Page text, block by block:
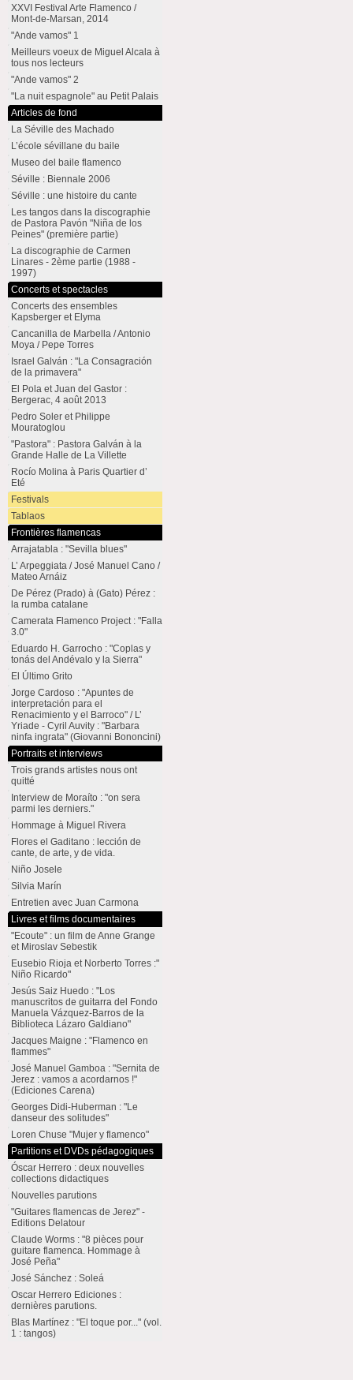
XXVI Festival Arte Flamenco /
Mont-de-Marsan, 2014
"Ande vamos" 1
Meilleurs voeux de Miguel Alcala à
tous nos lecteurs
"Ande vamos" 2
"La nuit espagnole" au Petit Palais
Articles de fond
La Séville des Machado
L’école sévillane du baile
Museo del baile flamenco
Séville : Biennale 2006
Séville : une histoire du cante
Les tangos dans la discographie
de Pastora Pavón "Niña de los
Peines" (première partie)
La discographie de Carmen
Linares - 2ème partie (1988 -
1997)
Concerts et spectacles
Concerts des ensembles
Kapsberger et Elyma
Cancanilla de Marbella / Antonio
Moya / Pepe Torres
Israel Galván : "La Consagración
de la primavera"
El Pola et Juan del Gastor :
Bergerac, 4 août 2013
Pedro Soler et Philippe
Mouratoglou
"Pastora" : Pastora Galván à la
Grande Halle de La Villette
Rocío Molina à Paris Quartier d’
Eté
Festivals
Tablaos
Frontières flamencas
Arrajatabla : "Sevilla blues"
L’ Arpeggiata / José Manuel Cano /
Mateo Arnáiz
De Pérez (Prado) à (Gato) Pérez :
la rumba catalane
Camerata Flamenco Project : "Falla
3.0"
Eduardo H. Garrocho : "Coplas y
tonás del Andévalo y la Sierra"
El Último Grito
Jorge Cardoso : "Apuntes de
interpretación para el
Renacimiento y el Barroco" / L’
Yriade - Cyril Auvity : "Barbara
ninfa ingrata" (Giovanni Bononcini)
Portraits et interviews
Trois grands artistes nous ont
quitté
Interview de Moraíto : "on sera
parmi les derniers."
Hommage à Miguel Rivera
Flores el Gaditano : lección de
cante, de arte, y de vida.
Niño Josele
Silvia Marín
Entretien avec Juan Carmona
Livres et films documentaires
"Ecoute" : un film de Anne Grange
et Miroslav Sebestik
Eusebio Rioja et Norberto Torres :"
Niño Ricardo"
Jesús Saiz Huedo : "Los
manuscritos de guitarra del Fondo
Manuela Vázquez-Barros de la
Biblioteca Lázaro Galdiano"
Jacques Maigne : "Flamenco en
flammes"
José Manuel Gamboa : "Sernita de
Jerez : vamos a acordarnos !"
(Ediciones Carena)
Georges Didi-Huberman : "Le
danseur des solitudes"
Loren Chuse "Mujer y flamenco"
Partitions et DVDs pédagogiques
Óscar Herrero : deux nouvelles
collections didactiques
Nouvelles parutions
"Guitares flamencas de Jerez" -
Editions Delatour
Claude Worms : "8 pièces pour
guitare flamenca. Hommage à
José Peña"
José Sánchez : Soleá
Oscar Herrero Ediciones :
dernières parutions.
Blas Martínez : "El toque por..." (vol.
1 : tangos)